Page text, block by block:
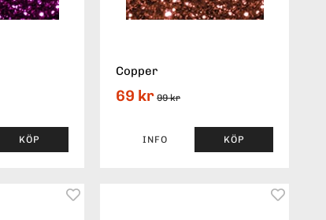
KÖP
Copper
69 kr 99 kr
INFO KÖP